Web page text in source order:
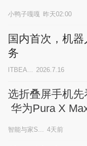
小鸭子嘎嘎 昨天02:00
国内首次，机
务
ITBEA... 2026.7.16
选折叠屏手机先
华为Pura X
智能与家S... 4天前